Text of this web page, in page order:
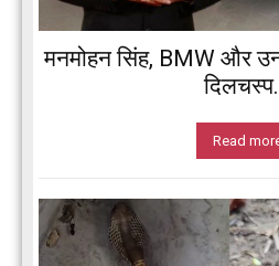
मनमोहन सिंह, BMW और
Read